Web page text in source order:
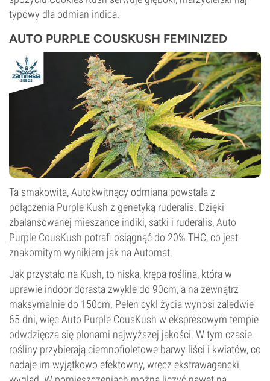
typowy dla odmian indica.
AUTO PURPLE COUSKUSH FEMINIZED
Ta smakowita, Autokwitnący odmiana powstała z
połączenia Purple Kush z genetyką ruderalis. Dzięki
zbalansowanej mieszance indiki, satki i ruderalis,Auto
Purple CousKush potrafi osiągnąć do 20% THC, co jest
znakomitym wynikiem jak na Automat.
Jak przystało na Kush, to niska, krępa roślina, która w
uprawie indoor dorasta zwykle do 90cm, a na zewnątrz
maksymalnie do 150cm. Pełen cykl życia wynosi zaledwie
65 dni, więc Auto Purple CousKush w ekspresowym tempie
odwdzięcza się plonami najwyższej jakości. W tym czasie
rośliny przybierają ciemnofioletowe barwy liści i kwiatów, co
nadaje im wyjątkowo efektowny, wręcz ekstrawagancki